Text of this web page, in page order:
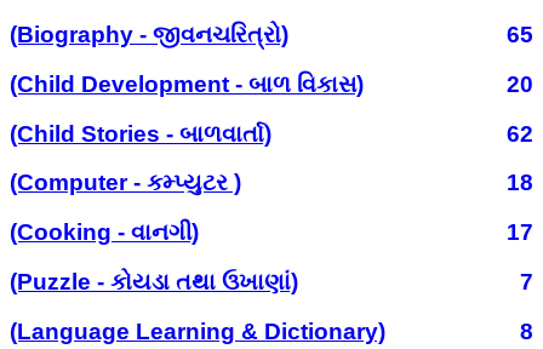
(Biography - જીવનચરિત્રો)
65
(Child Development - બાળ વિકાસ)
20
(Child Stories - બાળવાર્તા)
62
(Computer - કમ્પ્યુટર )
18
(Cooking - વાનગી)
17
(Puzzle - કોયડા તથા ઉખાણાં)
7
(Language Learning & Dictionary)
8